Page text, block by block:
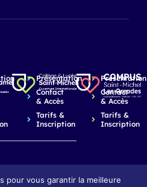
Présentation
Contact
& Accès
Tarifs &
Inscription
Présentation
Contact
& Accès
Tarifs &
Inscription
pour vous garantir la meilleure